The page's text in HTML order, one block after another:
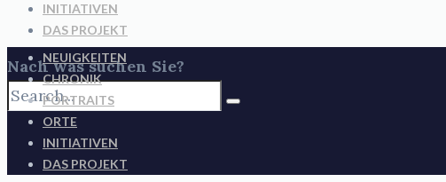
INITIATIVEN
DAS PROJEKT
Nach was suchen Sie?
NEUIGKEITEN
CHRONIK
PORTRAITS
ORTE
INITIATIVEN
DAS PROJEKT